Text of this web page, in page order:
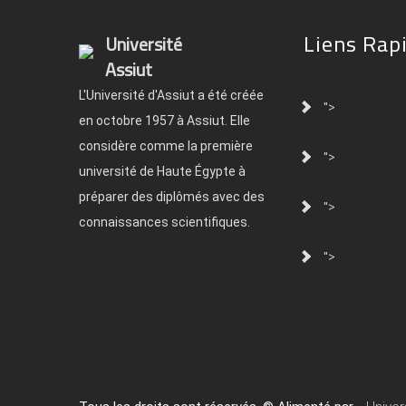
Université
Assiut
L'Université d'Assiut a été créée
en octobre 1957 à Assiut. Elle
considère comme la première
université de Haute Égypte à
préparer des diplômés avec des
connaissances scientifiques.
Liens
">
">
">
">